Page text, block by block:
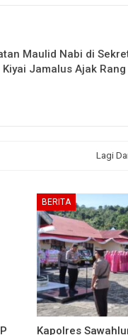
Maulid Nabi di
Kiyai Jamalus Ajak
Lagi
BERITA
Kapolres